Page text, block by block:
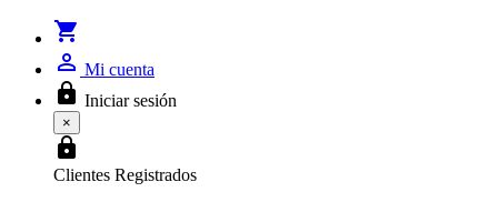
shopping_cart
person_outline Mi cuenta
lock Iniciar sesión
×
lock
Clientes Registrados